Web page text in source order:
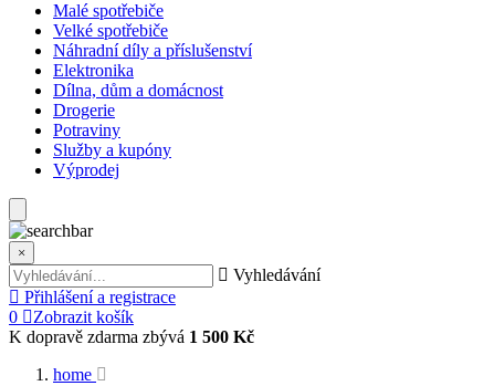
Malé spotřebiče
Velké spotřebiče
Náhradní díly a příslušenství
Elektronika
Dílna, dům a domácnost
Drogerie
Potraviny
Služby a kupóny
Výprodej
×
Vyhledávání
Přihlášení a registrace
0
Zobrazit košík
K dopravě zdarma zbývá 1 500 Kč
home